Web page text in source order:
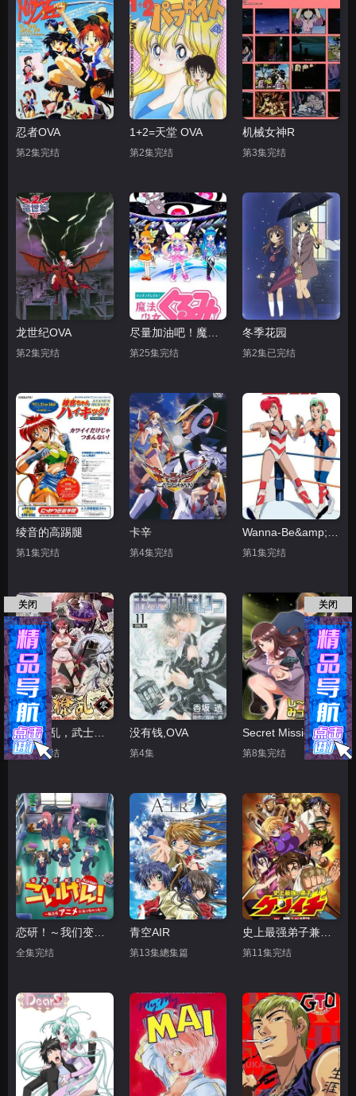
忍者OVA
第2集完结
1+2=天堂 OVA
第2集完结
机械女神R
第3集完结
龙世纪OVA
第2集完结 第25集完结
冬季花园
第2集已完结
绫音的高踢腿
第1集完结
卡辛
第4集完结 第1集完结
第2集完结
没有钱,OVA
第4集
Secret Mission潜入捜査官绝对不会输
第8集完结
全集完结
青空AIR
第13集總集篇 第11集完结
关闭 关闭